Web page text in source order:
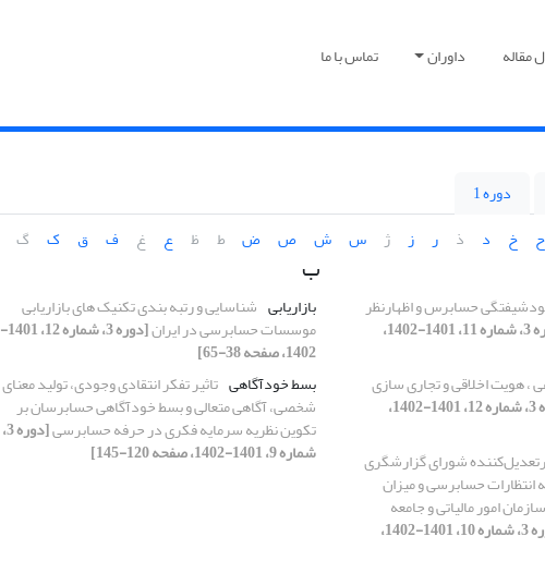
مقاله داوران تماس با ما
دوره 1
ح خ د ذ ر ز ژ س ش ص ض ط ظ ع غ ف ق ک گ
حسابرس و اظهارنظر
[دوره 3، شماره 11، 1401-1402،
، هویت اخلاقی و تجاری سازی
[دوره 3، شماره 12، 1401-1402،
شورای گزارشگری
انتظارات حسابرسی و میزان
امور مالیاتی و جامعه
[دوره 3، شماره 10، 1401-1402،
ب
بازاریابی شناسایی و رتبه بندی تکنیک های بازاریابی
موسسات حسابرسی در ایران [دوره 3، شماره 12، 1401-
1402، صفحه 38-65]
بسط خودآگاهی تاثیر تفکر انتقادی وجودی، تولید معنای
شخصی، آگاهی متعالی و بسط خودآگاهی حسابرسان بر
تکوین نظریه سرمایه فکری در حرفه حسابرسی [دوره 3،
شماره 9، 1401-1402، صفحه 120-145]